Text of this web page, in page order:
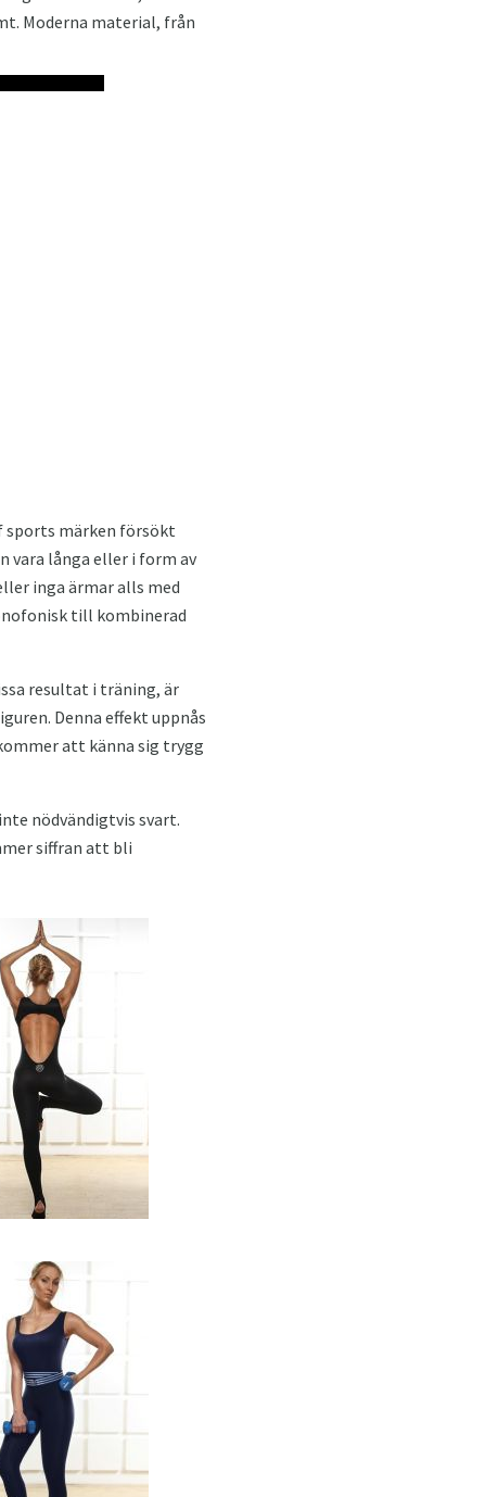
Moderna material, från
sports märken försökt
vara långa eller i form av
inga ärmar alls med
till kombinerad
resultat i träning, är
Denna effekt uppnås
att känna sig trygg
nödvändigtvis svart.
siffran att bli